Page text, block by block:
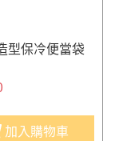
型保冷便當袋
加入購物車